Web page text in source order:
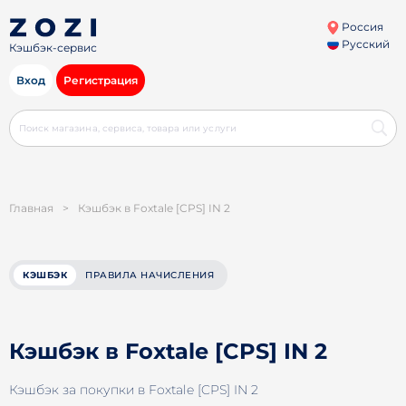
Кэшбэк-сервис
Россия
Русский
Вход Регистрация
Главная > Кэшбэк в Foxtale [CPS] IN 2
КЭШБЭК ПРАВИЛА НАЧИСЛЕНИЯ
Кэшбэк в Foxtale [CPS] IN 2
Кэшбэк за покупки в Foxtale [CPS] IN 2